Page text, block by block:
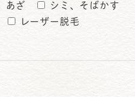
あざ
シミ、そばかす
レーザー脱毛